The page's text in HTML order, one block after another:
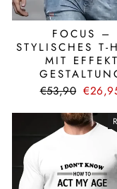
FOCUS –
STYLISCHES T-
MIT EFFEKT
Normaler
€53,90